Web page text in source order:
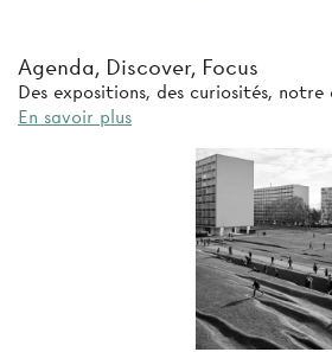
Agenda, Discover, Focus
Des expositions, des curiosités, notre
En savoir plus